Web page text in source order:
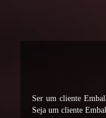
Ser um cliente
Seja um cliente